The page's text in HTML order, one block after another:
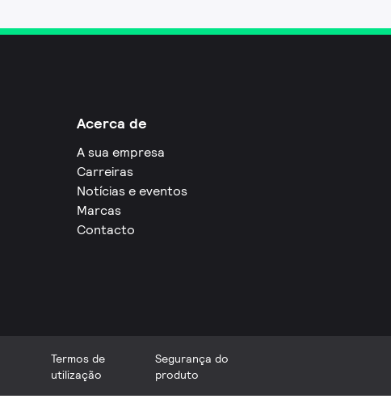
Acerca de
A sua empresa
Carreiras
Notícias e eventos
Marcas
Contacto
Termos de
utilização
Segurança do
produto